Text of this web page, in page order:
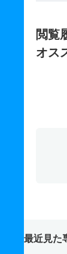
閲覧
オス
最近見た